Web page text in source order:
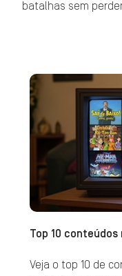
batalhas sem
Top 10
Veja o top 10 de